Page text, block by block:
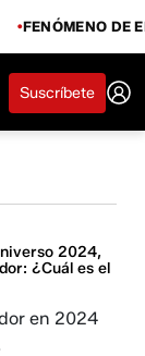
FENÓMENO DE
Suscríbete
2024,
¿Cuál es el
en 2024